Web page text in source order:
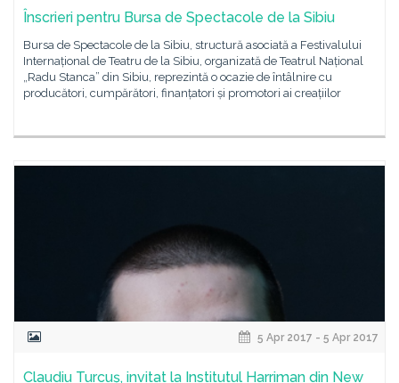
Înscrieri pentru Bursa de Spectacole de la Sibiu
Bursa de Spectacole de la Sibiu, structură asociată a Festivalului
Internațional de Teatru de la Sibiu, organizată de Teatrul Național
„Radu Stanca” din Sibiu, reprezintă o ocazie de întâlnire cu
producători, cumpărători, finanțatori și promotori ai creațiilor
5 Apr 2017 - 5 Apr 2017
Claudiu Turcuș, invitat la Institutul Harriman din New